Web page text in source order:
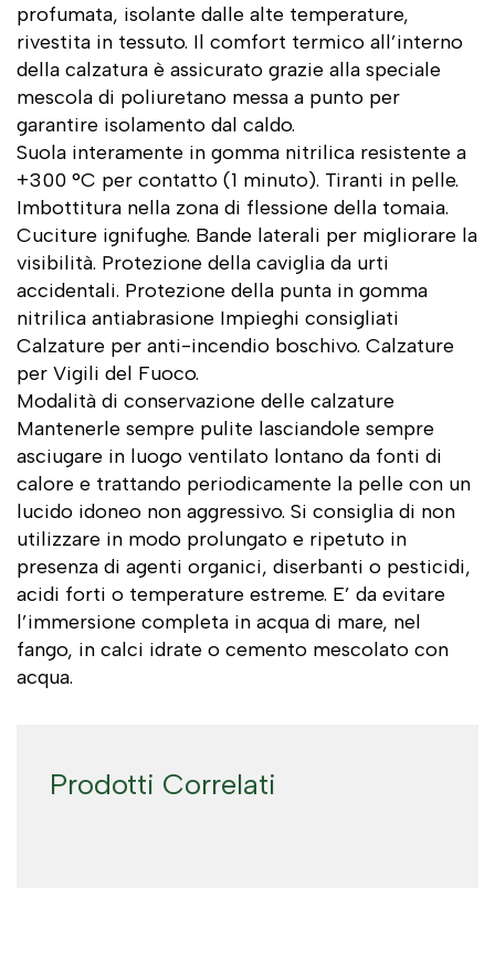
profumata, isolante dalle alte temperature,
rivestita in tessuto. Il comfort termico all’interno
della calzatura è assicurato grazie alla speciale
mescola di poliuretano messa a punto per
garantire isolamento dal caldo.
Suola interamente in gomma nitrilica resistente a
+300 °C per contatto (1 minuto). Tiranti in pelle.
Imbottitura nella zona di flessione della tomaia.
Cuciture ignifughe. Bande laterali per migliorare la
visibilità. Protezione della caviglia da urti
accidentali. Protezione della punta in gomma
nitrilica antiabrasione Impieghi consigliati
Calzature per anti-incendio boschivo. Calzature
per Vigili del Fuoco.
Modalità di conservazione delle calzature
Mantenerle sempre pulite lasciandole sempre
asciugare in luogo ventilato lontano da fonti di
calore e trattando periodicamente la pelle con un
lucido idoneo non aggressivo. Si consiglia di non
utilizzare in modo prolungato e ripetuto in
presenza di agenti organici, diserbanti o pesticidi,
acidi forti o temperature estreme. E’ da evitare
l’immersione completa in acqua di mare, nel
fango, in calci idrate o cemento mescolato con
acqua.
Prodotti Correlati